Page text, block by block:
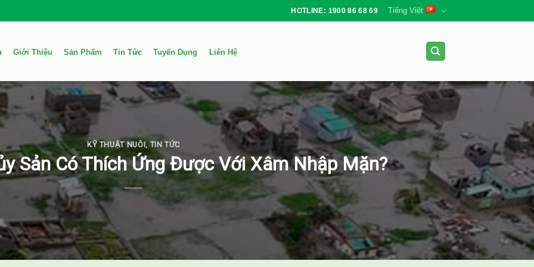
HOTLINE: 1900 86 68 69 Tiếng Việt
Giới Thiệu Sản Phẩm Tin Tức Tuyển Dụng Liên Hệ
KỸ THUẬT NUÔI, TIN TỨC
Sản Có Thích Ứng Được Với Xâm Nhập Mặn?